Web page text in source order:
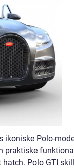
ikoniske Polo-
praktiske
Polo GTI